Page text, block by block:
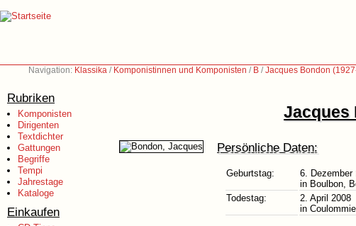
Navigation: Klassika / Komponistinnen und Komponisten / B /Jacques Bondon
Rubriken
Komponisten
Dirigenten
Textdichter
Gattungen
Begriffe
Tempi
Jahrestage
Kataloge
Einkaufen
Jacques
Persönliche Daten:
Geburtstag:
6. Dezember
in Boulbon,
Todestag:
2. April 2008
in